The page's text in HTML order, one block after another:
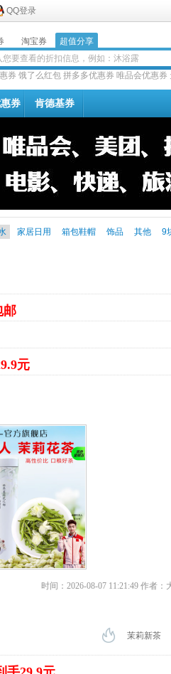
QQ登录
淘宝券 超值分享
券 饿了么红包 拼多多优惠券 唯品会优惠券
券 肯德基券
家居日用 箱包鞋帽 饰品 其他 9
邮
元
时间：2026-08-07 11:21:49 作者：
茉莉新茶
京东优惠券与京东返